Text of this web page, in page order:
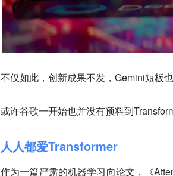
不仅如此，创新成果不发，Gemini短板也
或许谷歌一开始也并没有预料到
人人都爱Transformer
作为一篇严肃的机器学习向论文，《